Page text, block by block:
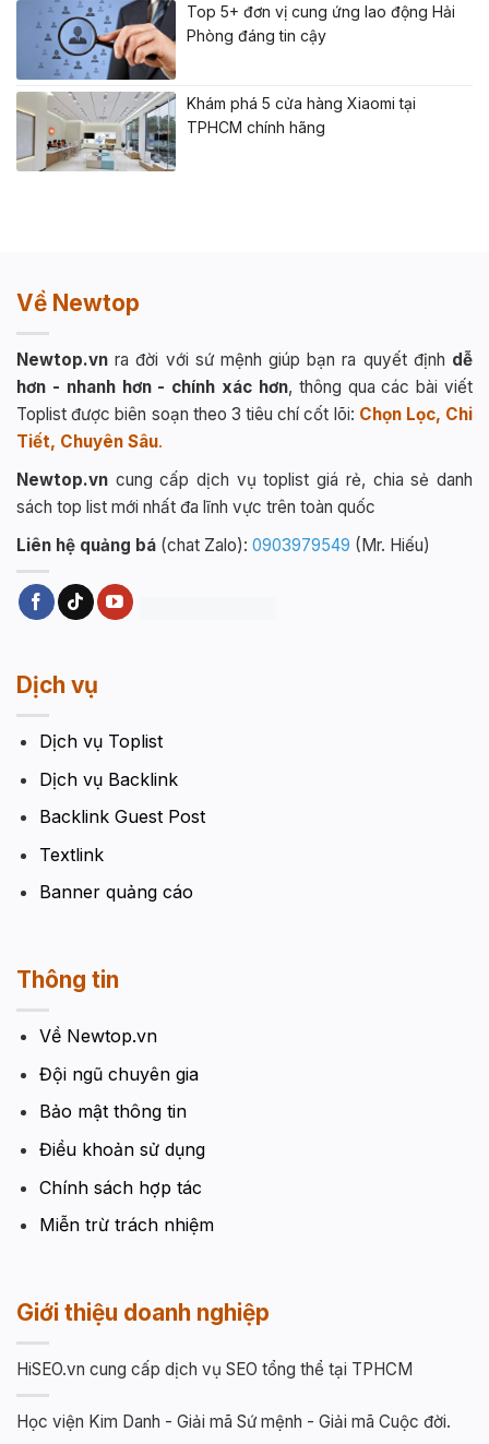
Top 5+ đơn vị cung ứng lao động Hải
Phòng đáng tin cậy
Khám phá 5 cửa hàng Xiaomi tại
TPHCM chính hãng
Về Newtop
Newtop.vn ra đời với sứ mệnh giúp bạn ra quyết định dễ
hơn - nhanh hơn - chính xác hơn, thông qua các bài viết
Toplist được biên soạn theo 3 tiêu chí cốt lõi: Chọn Lọc, Chi
Tiết, Chuyên Sâu.
Newtop.vn cung cấp dịch vụ toplist giá rẻ, chia sẻ danh
sách top list mới nhất đa lĩnh vực trên toàn quốc
Liên hệ quảng bá (chat Zalo): 0903979549 (Mr. Hiếu)
Dịch vụ
Dịch vụ Toplist
Dịch vụ Backlink
Backlink Guest Post
Textlink
Banner quảng cáo
Thông tin
Về Newtop.vn
Đội ngũ chuyên gia
Bảo mật thông tin
Điều khoản sử dụng
Chính sách hợp tác
Miễn trừ trách nhiệm
Giới thiệu doanh nghiệp
HiSEO.vn cung cấp dịch vụ SEO tổng thể tại TPHCM
Học viện Kim Danh - Giải mã Sứ mệnh - Giải mã Cuộc đời.